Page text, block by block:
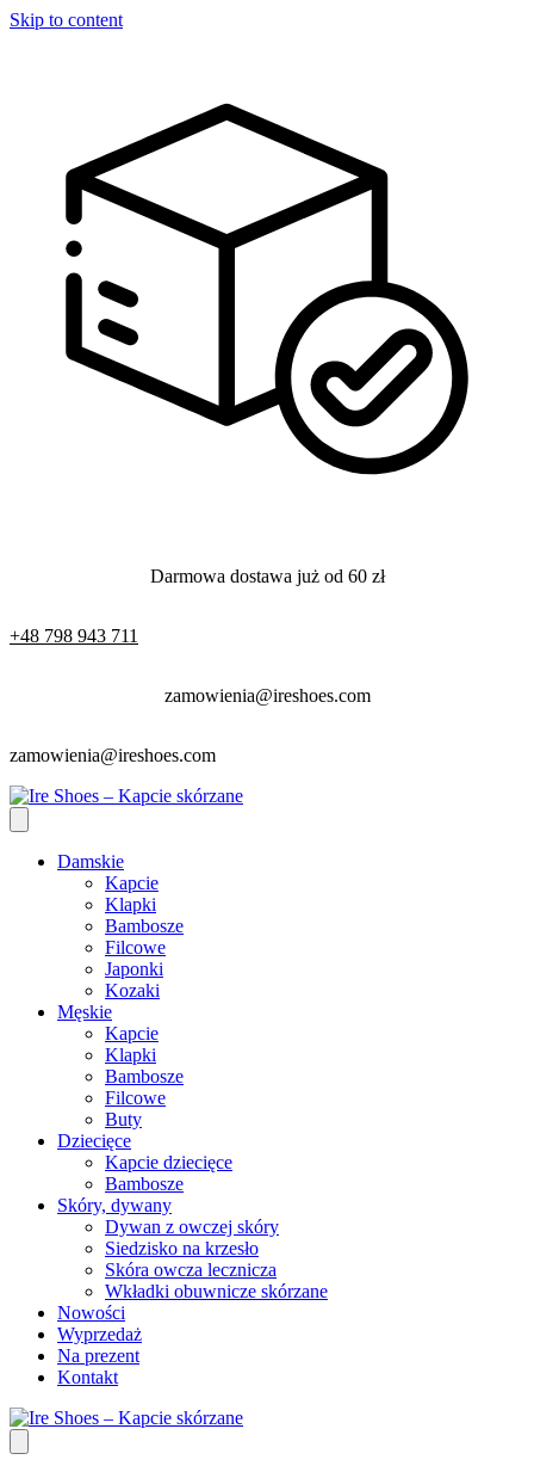
Skip to content
Darmowa dostawa już od 60 zł
+48 798 943 711
zamowienia@ireshoes.com
zamowienia@ireshoes.com
Damskie
Kapcie
Klapki
Bambosze
Filcowe
Japonki
Kozaki
Męskie
Kapcie
Klapki
Bambosze
Filcowe
Buty
Dziecięce
Kapcie dziecięce
Bambosze
Skóry, dywany
Dywan z owczej skóry
Siedzisko na krzesło
Skóra owcza lecznicza
Wkładki obuwnicze skórzane
Nowości
Wyprzedaż
Na prezent
Kontakt